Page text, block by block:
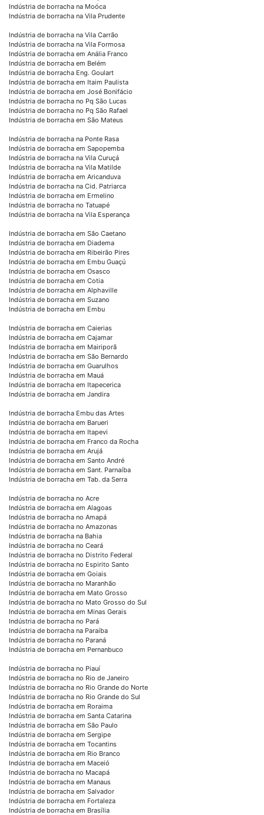
Indústria de borracha na Moóca
Indústria de borracha na Vila Prudente
Indústria de borracha na Vila Carrão
Indústria de borracha na Vila Formosa
Indústria de borracha em Anália Franco
Indústria de borracha em Belém
Indústria de borracha Eng. Goulart
Indústria de borracha em Itaim Paulista
Indústria de borracha em José Bonifácio
Indústria de borracha no Pq São Lucas
Indústria de borracha no Pq São Rafael
Indústria de borracha em São Mateus
Indústria de borracha na Ponte Rasa
Indústria de borracha em Sapopemba
Indústria de borracha na Vila Curuçá
Indústria de borracha na Vila Matilde
Indústria de borracha em Aricanduva
Indústria de borracha na Cid. Patriarca
Indústria de borracha em Ermelino
Indústria de borracha no Tatuapé
Indústria de borracha na Vila Esperança
Indústria de borracha em São Caetano
Indústria de borracha em Diadema
Indústria de borracha em Ribeirão Pires
Indústria de borracha em Embu Guaçú
Indústria de borracha em Osasco
Indústria de borracha em Cotia
Indústria de borracha em Alphaville
Indústria de borracha em Suzano
Indústria de borracha em Embu
Indústria de borracha em Caierias
Indústria de borracha em Cajamar
Indústria de borracha em Mairiporã
Indústria de borracha em São Bernardo
Indústria de borracha em Guarulhos
Indústria de borracha em Mauá
Indústria de borracha em Itapecerica
Indústria de borracha em Jandira
Indústria de borracha Embu das Artes
Indústria de borracha em Barueri
Indústria de borracha em Itapevi
Indústria de borracha em Franco da Rocha
Indústria de borracha em Arujá
Indústria de borracha em Santo André
Indústria de borracha em Sant. Parnaíba
Indústria de borracha em Tab. da Serra
Indústria de borracha no Acre
Indústria de borracha em Alagoas
Indústria de borracha no Amapá
Indústria de borracha no Amazonas
Indústria de borracha na Bahia
Indústria de borracha no Ceará
Indústria de borracha no Distrito Federal
Indústria de borracha no Espirito Santo
Indústria de borracha em Goiais
Indústria de borracha no Maranhão
Indústria de borracha em Mato Grosso
Indústria de borracha no Mato Grosso do Sul
Indústria de borracha em Minas Gerais
Indústria de borracha no Pará
Indústria de borracha na Paraíba
Indústria de borracha no Paraná
Indústria de borracha em Pernanbuco
Indústria de borracha no Piauí
Indústria de borracha no Rio de Janeiro
Indústria de borracha no Rio Grande do Norte
Indústria de borracha no Rio Grande do Sul
Indústria de borracha em Roraima
Indústria de borracha em Santa Catarina
Indústria de borracha em São Paulo
Indústria de borracha em Sergipe
Indústria de borracha em Tocantins
Indústria de borracha em Rio Branco
Indústria de borracha em Maceió
Indústria de borracha no Macapá
Indústria de borracha em Manaus
Indústria de borracha em Salvador
Indústria de borracha em Fortaleza
Indústria de borracha em Brasília